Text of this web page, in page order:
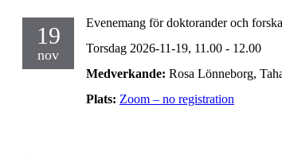
19
nov
Evenemang för doktorander och
Torsdag 2026-11-19, 11.00 - 12.00
Medverkande: Rosa Lönneborg,
Plats: Zoom – no registration